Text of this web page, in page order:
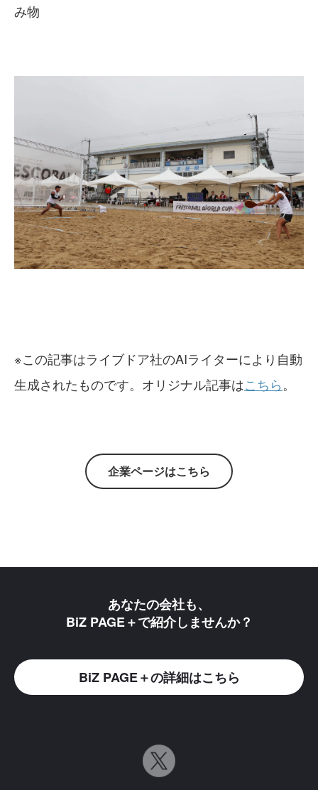
み物
※この記事はライブドア社のAIライターにより自動
生成されたものです。オリジナル記事はこちら。
企業ページはこちら
あなたの会社も、
BiZ PAGE＋で紹介しませんか？
BiZ PAGE＋の詳細はこちら